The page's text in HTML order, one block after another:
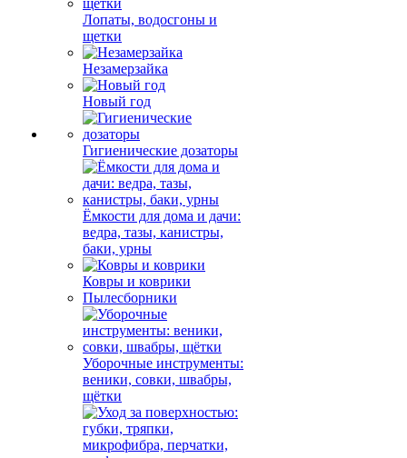
Лопаты, водосгоны и
щетки
Незамерзайка
Новый год
Гигиенические дозаторы
Ёмкости для дома и дачи:
ведра, тазы, канистры,
баки, урны
Ковры и коврики
Пылесборники
Уборочные инструменты:
веники, совки, швабры,
щётки